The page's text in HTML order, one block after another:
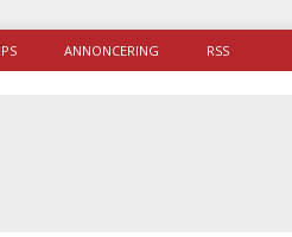
ANNONCERING RSS